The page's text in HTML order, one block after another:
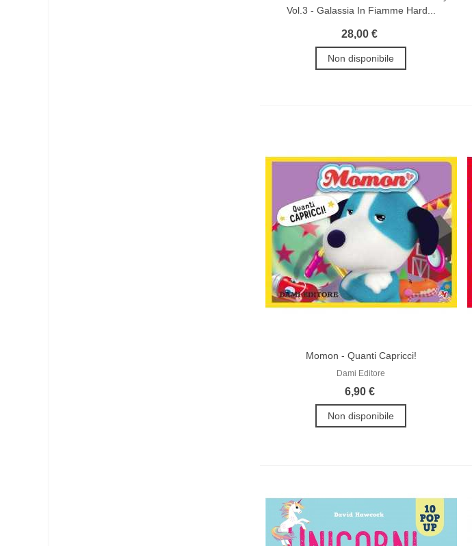
Vol.3 - Galassia In Fiamme Hard...
28,00 €
Non disponibile
Momon - Quanti Capricci!
Dami Editore
6,90 €
Non disponibile